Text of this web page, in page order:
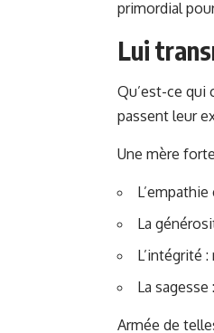
primordial
Lui
Qu’est-ce qui
passent leur
Une mère
La
L’intégrité
La
Armée de